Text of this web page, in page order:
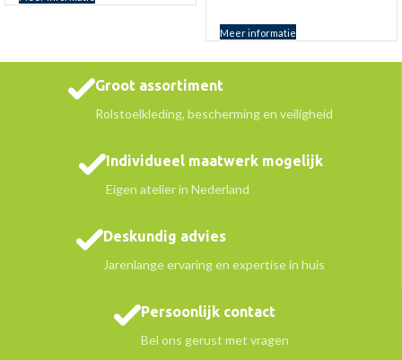
Meer informatie
Groot assortiment
Rolstoelkleding, bescherming en veiligheid
Individueel maatwerk mogelijk
Eigen atelier in Nederland
Deskundig advies
Jarenlange ervaring en expertise in huis
Persoonlijk contact
Bel ons gerust met vragen